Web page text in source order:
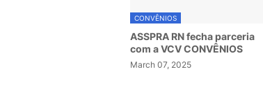
CONVÊNIOS
ASSPRA RN fecha parceria
com a VCV CONVÊNIOS
March 07, 2025